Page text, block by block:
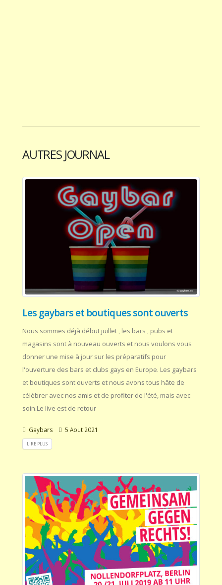
AUTRES JOURNAL
Les gaybars et boutiques sont ouverts
Nous sommes déjà début juillet , les bars , pubs et
magasins sont à nouveau ouverts et nous voulons vous
donner une mise à jour sur les préparatifs pour
l'ouverture des bars et clubs gays en Europe. Les gaybars
et boutiques sont ouverts et nous avons tous hâte de
célébrer avec nos amis et de profiter de l'été, mais avec
soin.Le live est de retour
Gaybars 5 Aout 2021
LIRE PLUS